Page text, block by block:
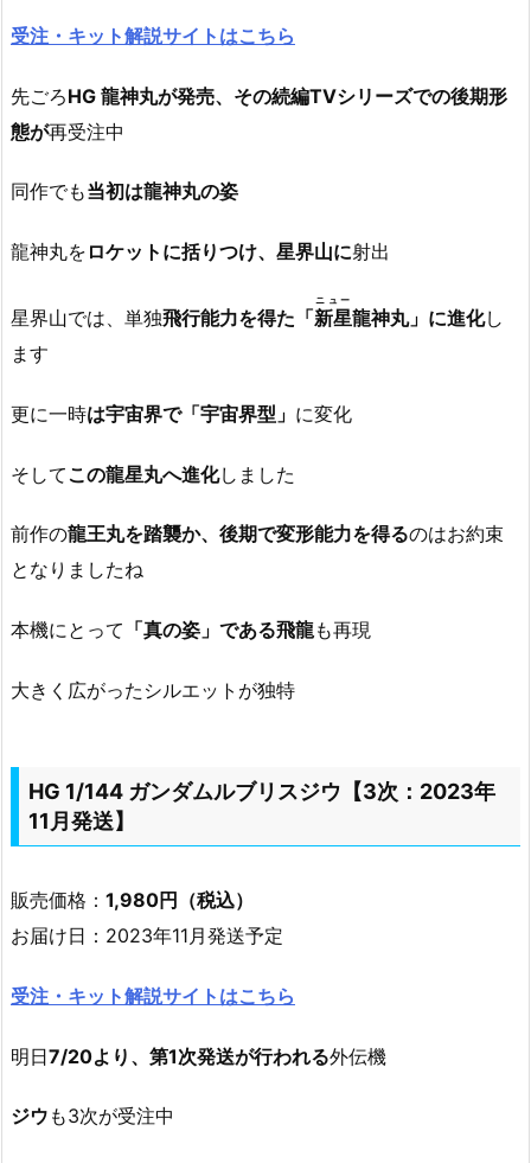
受注・キット解説サイトはこちら
先ごろHG 龍神丸が発売、その続編TVシリーズでの後期形
態が再受注中
同作でも当初は龍神丸の姿
龍神丸を ロケットに括りつけ、星界山に射出
星界山では、単独飛行能力を得た「新星
ニュー
龍神丸」に進化し
ます
更に一時は宇宙界で「宇宙界型」 に変化
そして この龍星丸へ進化しました
前作の龍王丸を踏襲か、後期で変形能力を得るのはお約束
となりましたね
本機にとって 「真の姿」である飛龍も再現
大きく広がったシルエットが独特
HG 1/144 ガンダムルブリスジウ【3次：2023年
11月発送】
販売価格： 1,980円（税込）
お届け日：2023年11月発送予定
受注・キット解説サイトはこちら
明日7/20より、第1次発送が行われる外伝機
ジウ も3次が受注中